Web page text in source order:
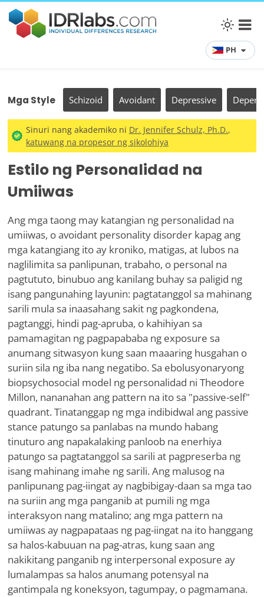
PH
Mga Style Schizoid Avoidant Depressive
Sinuri nang akademiko ni Dr. Jennifer Schulz, Ph.D.,
katuwang na propesor ng sikolohiya
Estilo ng Personalidad na
Umiiwas
Ang mga taong may katangian ng personalidad na
umiiwas, o avoidant personality disorder kapag ang
mga katangiang ito ay kroniko, matigas, at lubos na
naglilimita sa panlipunan, trabaho, o personal na
pagtututo, binubuo ang kanilang buhay sa paligid ng
isang pangunahing layunin: pagtatanggol sa mahinang
sarili mula sa inaasahang sakit ng pagkondena,
pagtanggi, hindi pag-apruba, o kahihiyan sa
pamamagitan ng pagpapababa ng exposure sa
anumang sitwasyon kung saan maaaring husgahan o
suriin sila ng iba nang negatibo. Sa ebolusyonaryong
biopsychosocial model ng personalidad ni Theodore
Millon, nananahan ang pattern na ito sa "passive-self"
quadrant. Tinatanggap ng mga indibidwal ang passive
stance patungo sa panlabas na mundo habang
tinuturo ang napakalaking panloob na enerhiya
patungo sa pagtatanggol sa sarili at pagpreserba ng
isang mahinang imahe ng sarili. Ang malusog na
panlipunang pag-iingat ay nagbibigay-daan sa mga tao
na suriin ang mga panganib at pumili ng mga
interaksyon nang matalino; ang mga pattern na
umiiwas ay nagpapataas ng pag-iingat na ito hanggang
sa halos-kabuuan na pag-atras, kung saan ang
nakikitang panganib ng interpersonal exposure ay
lumalampas sa halos anumang potensyal na
gantimpala ng koneksyon, tagumpay, o pagmamana.